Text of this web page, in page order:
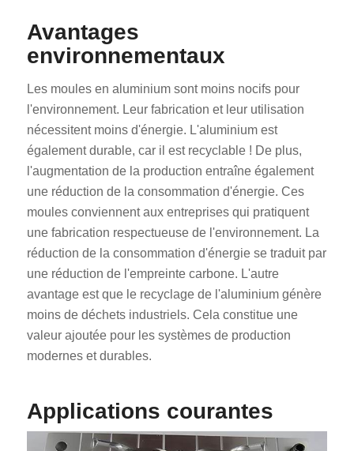
Avantages
environnementaux
Les moules en aluminium sont moins nocifs pour
l'environnement. Leur fabrication et leur utilisation
nécessitent moins d'énergie. L'aluminium est
également durable, car il est recyclable ! De plus,
l'augmentation de la production entraîne également
une réduction de la consommation d'énergie. Ces
moules conviennent aux entreprises qui pratiquent
une fabrication respectueuse de l'environnement. La
réduction de la consommation d'énergie se traduit par
une réduction de l'empreinte carbone. L'autre
avantage est que le recyclage de l'aluminium génère
moins de déchets industriels. Cela constitue une
valeur ajoutée pour les systèmes de production
modernes et durables.
Applications courantes